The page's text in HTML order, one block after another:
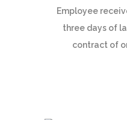
Employee
three days of
contract of